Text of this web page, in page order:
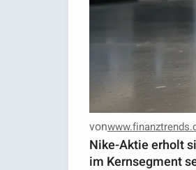
von
Nike-Aktie erholt
im Kernsegment